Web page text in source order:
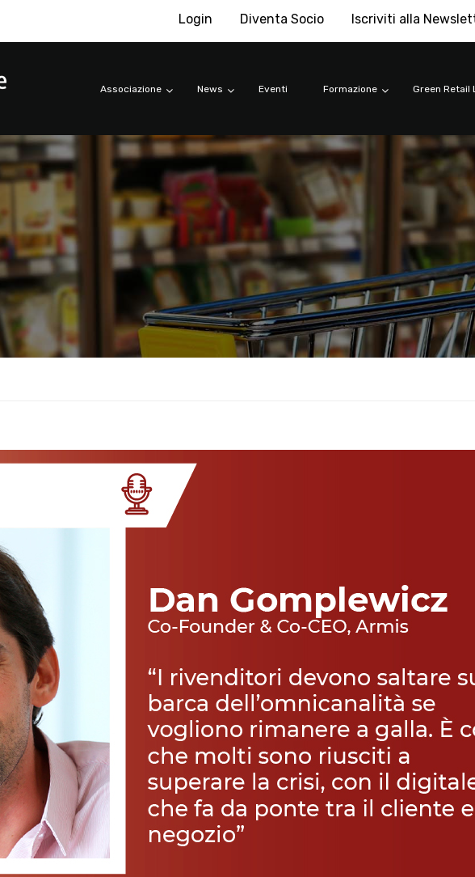
Login Diventa Socio Iscriviti alla
Associazione News Eventi Formazione Green Retail